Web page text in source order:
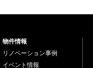
物件情報
リノベーション事例
イベント情報